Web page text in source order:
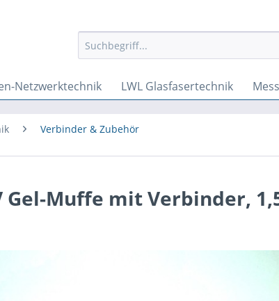
Netzwerktechnik LWL Glasfasertechnik
Verbinder & Zubehör
Gel-Muffe mit Verbinder,